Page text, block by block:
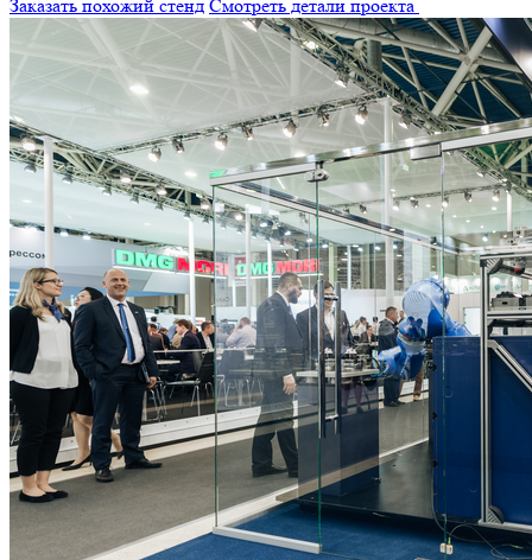
Заказать похожий стенд Смотреть детали проекта